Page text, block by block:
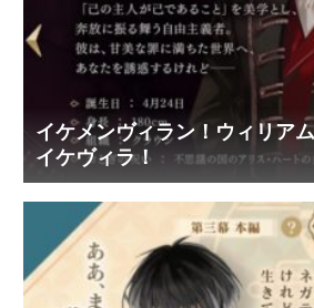
イケメンヴィラン！ウィリア
イケヴィラ！